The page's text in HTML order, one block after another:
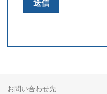
お問い合わせ先